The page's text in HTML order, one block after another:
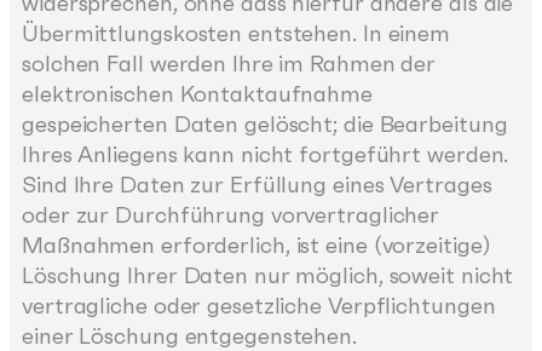
Übermittlungskosten entstehen. In einem
solchen Fall werden Ihre im Rahmen der
elektronischen Kontaktaufnahme
gespeicherten Daten gelöscht; die Bearbeitung
Ihres Anliegens kann nicht fortgeführt werden.
Sind Ihre Daten zur Erfüllung eines Vertrages
oder zur Durchführung vorvertraglicher
Maßnahmen erforderlich, ist eine (vorzeitige)
Löschung Ihrer Daten nur möglich, soweit nicht
vertragliche oder gesetzliche Verpflichtungen
einer Löschung entgegenstehen.